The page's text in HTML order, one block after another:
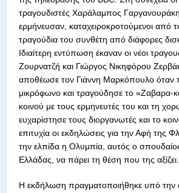
τραγουδιστές Χαράλαμπος
ερμήνευσαν, καταχειροκροτούμενοι από
τραγούδια του συνθέτη από διάφορες
Ιδιαίτερη εντύπωση έκαναν οι νέοι
Ζουρνατζή και Γιώργος Νικηφόρου
αποθέωσε τον Γιάννη Μαρκόπουλο όταν
μικρόφωνο και τραγούδησε το «Ζαβαρα-
κοινού με τους ερμηνευτές του και τη
ευχαρίστησε τους διοργανωτές και το
επιτυχία οι εκδηλώσεις για την Αφή της
την ελπίδα η Ολυμπία, αυτός ο
Ελλάδας, να πάρει τη θέση που της αξίζει.
Η εκδήλωση πραγματοποιήθηκε υπό την